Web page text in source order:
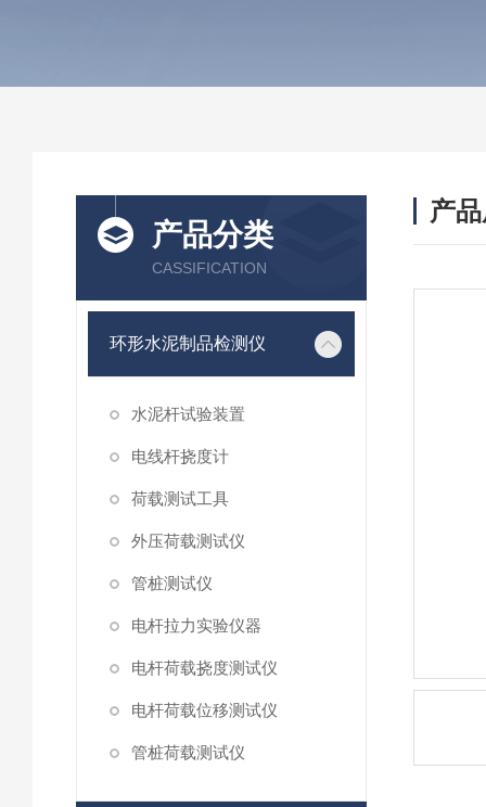
产品分类
CASSIFICATION
环形水泥制品检测仪
水泥杆试验装置
电线杆挠度计
荷载测试工具
外压荷载测试仪
管桩测试仪
电杆拉力实验仪器
电杆荷载挠度测试仪
电杆荷载位移测试仪
管桩荷载测试仪
产